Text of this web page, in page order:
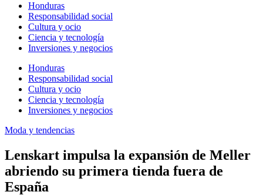
Honduras
Responsabilidad social
Cultura y ocio
Ciencia y tecnología
Inversiones y negocios
Honduras
Responsabilidad social
Cultura y ocio
Ciencia y tecnología
Inversiones y negocios
Moda y tendencias
Lenskart impulsa la expansión de Meller
abriendo su primera tienda fuera de
España